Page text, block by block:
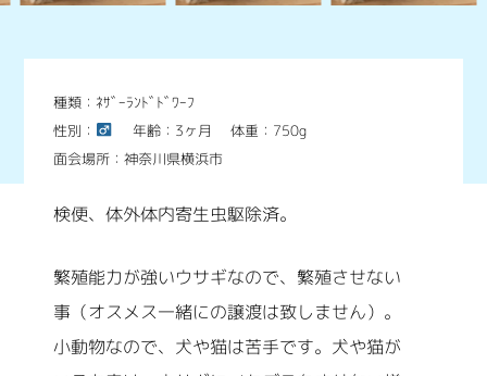
種類：ﾈｻﾞｰﾗﾝﾄﾞﾄﾞﾜｰﾌ
性別：
年齢：3ヶ月
体重：750g
面会場所：神奈川県横浜市
検便、体外体内寄生虫駆除済。
繁殖能力が強いウサギなので、繁殖させない
事（オスメス一緒にの譲渡は致しません）。
小動物なので、犬や猫は苦手です。犬や猫が